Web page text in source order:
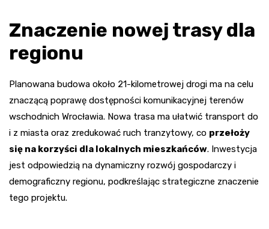
Znaczenie nowej trasy dla
regionu
Planowana budowa około 21-kilometrowej drogi ma na celu
znaczącą poprawę dostępności komunikacyjnej terenów
wschodnich Wrocławia. Nowa trasa ma ułatwić transport do
i z miasta oraz zredukować ruch tranzytowy, co przełoży
się na korzyści dla lokalnych mieszkańców. Inwestycja
jest odpowiedzią na dynamiczny rozwój gospodarczy i
demograficzny regionu, podkreślając strategiczne znaczenie
tego projektu.